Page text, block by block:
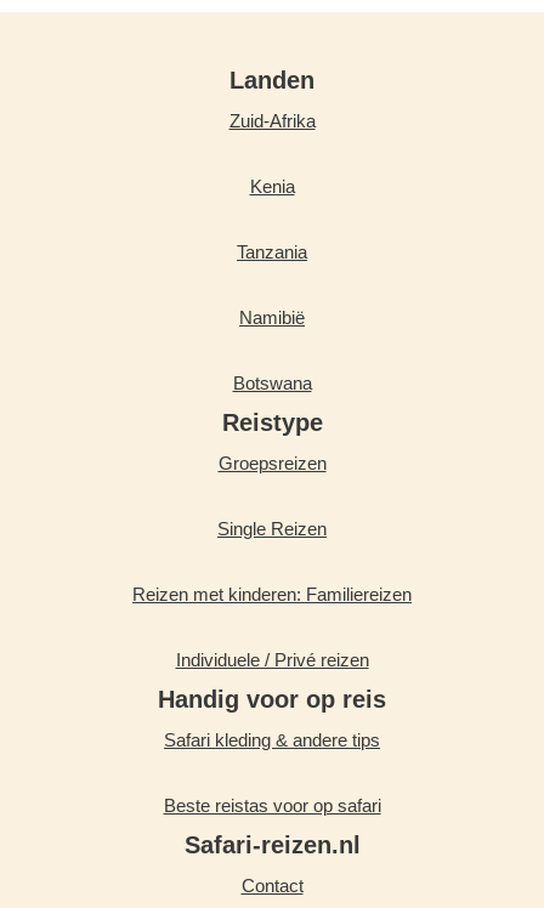
Landen
Zuid-Afrika
Kenia
Tanzania
Namibië
Botswana
Reistype
Groepsreizen
Single Reizen
Reizen met kinderen: Familiereizen
Individuele / Privé reizen
Handig voor op reis
Safari kleding & andere tips
Beste reistas voor op safari
Safari-reizen.nl
Contact